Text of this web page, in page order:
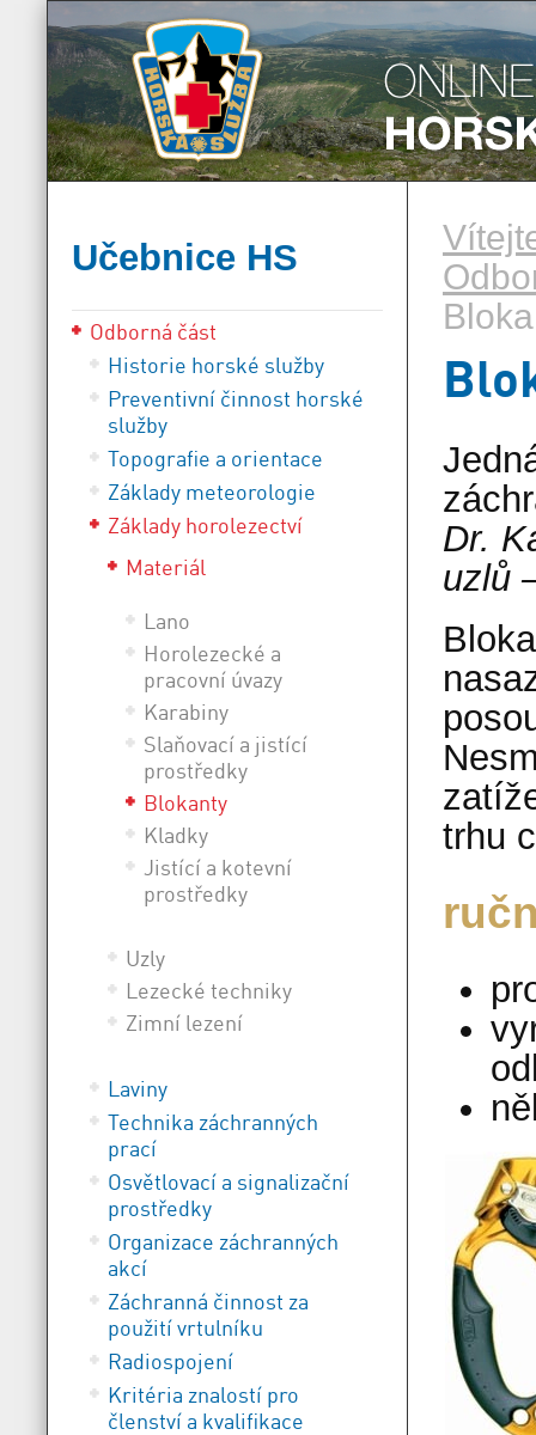
Učebnice HS
Odborná část
Historie horské služby
Preventivní činnost horské
služby
Topografie a orientace
Základy meteorologie
Základy horolezectví
Materiál
Lano
Horolezecké a
pracovní úvazy
Karabiny
Slaňovací a jistící
prostředky
Blokanty
Kladky
Jistící a kotevní
prostředky
Uzly
Lezecké techniky
Zimní lezení
Laviny
Technika záchranných
prací
Osvětlovací a signalizační
prostředky
Organizace záchranných
akcí
Záchranná činnost za
použití vrtulníku
Radiospojení
Kritéria znalostí pro
členství a kvalifikace
Dr.
uzlů
trhu